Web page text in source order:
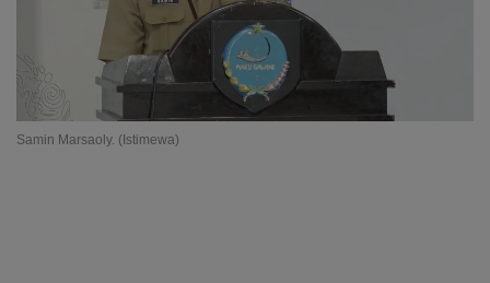
Samin Marsaoly. (Istimewa)